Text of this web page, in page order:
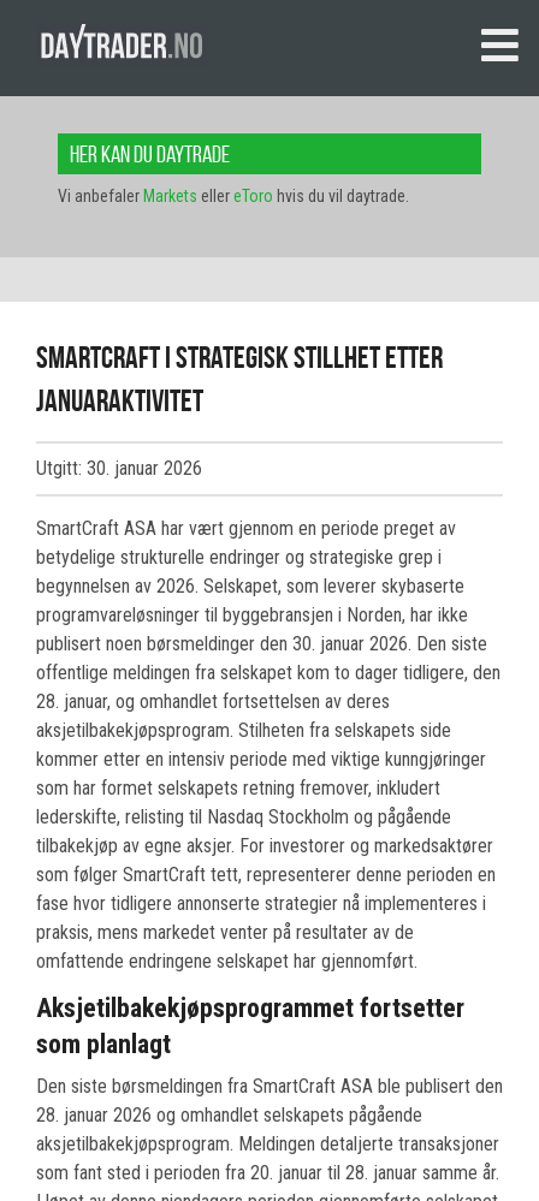
Her kan du daytrade
Vi anbefaler Markets ellereToro hvis du vil daytrade.
SmartCraft i strategisk stillhet etter
januaraktivitet
Utgitt: 30. januar 2026
SmartCraft ASA har vært gjennom en periode preget av
betydelige strukturelle endringer og strategiske grep i
begynnelsen av 2026. Selskapet, som leverer skybaserte
programvareløsninger til byggebransjen i Norden, har ikke
publisert noen børsmeldinger den 30. januar 2026. Den siste
offentlige meldingen fra selskapet kom to dager tidligere, den
28. januar, og omhandlet fortsettelsen av deres
aksjetilbakekjøpsprogram. Stilheten fra selskapets side
kommer etter en intensiv periode med viktige kunngjøringer
som har formet selskapets retning fremover, inkludert
lederskifte, relisting til Nasdaq Stockholm og pågående
tilbakekjøp av egne aksjer. For investorer og markedsaktører
som følger SmartCraft tett, representerer denne perioden en
fase hvor tidligere annonserte strategier nå implementeres i
praksis, mens markedet venter på resultater av de
omfattende endringene selskapet har gjennomført.
Aksjetilbakekjøpsprogrammet fortsetter
som planlagt
Den siste børsmeldingen fra SmartCraft ASA ble publisert den
28. januar 2026 og omhandlet selskapets pågående
aksjetilbakekjøpsprogram. Meldingen detaljerte transaksjoner
som fant sted i perioden fra 20. januar til 28. januar samme år.